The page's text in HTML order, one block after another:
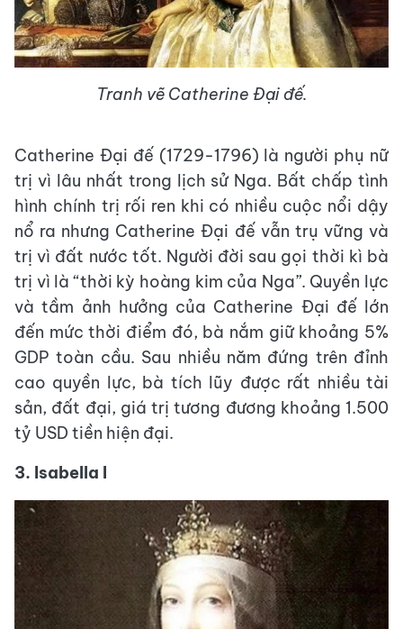
Tranh vẽ Catherine Đại đế.
Catherine Đại đế (1729-1796) là người phụ nữ
trị vì lâu nhất trong lịch sử Nga. Bất chấp tình
hình chính trị rối ren khi có nhiều cuộc nổi dậy
nổ ra nhưng Catherine Đại đế vẫn trụ vững và
trị vì đất nước tốt. Người đời sau gọi thời kì bà
trị vì là “thời kỳ hoàng kim của Nga”. Quyền lực
và tầm ảnh hưởng của Catherine Đại đế lớn
đến mức thời điểm đó, bà nắm giữ khoảng 5%
GDP toàn cầu. Sau nhiều năm đứng trên đỉnh
cao quyền lực, bà tích lũy được rất nhiều tài
sản, đất đại, giá trị tương đương khoảng 1.500
tỷ USD tiền hiện đại.
3. Isabella I